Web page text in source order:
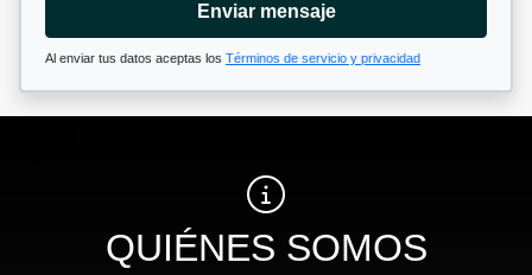
Enviar mensaje
Al enviar tus datos aceptas los Términos de servicio y privacidad
QUIÉNES SOMOS